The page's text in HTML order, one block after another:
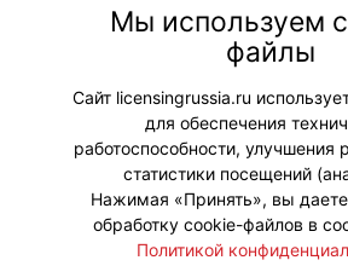
инструменты
эффективности
в условиях
трансформации отрасли.
#Мероприятия
Мы используем
файлы
Сайт licensingrussia.ru
для обеспечения
работоспособности, улучшения
статистики посещений
Нажимая «Принять», вы даете
обработку cookie-файлов в
Политикой